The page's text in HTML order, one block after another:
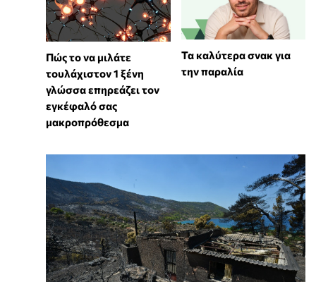
⁠Πώς το να μιλάτε
τουλάχιστον 1 ξένη
γλώσσα επηρεάζει τον
εγκέφαλό σας
μακροπρόθεσμα
Τα καλύτερα σνακ για
την παραλία